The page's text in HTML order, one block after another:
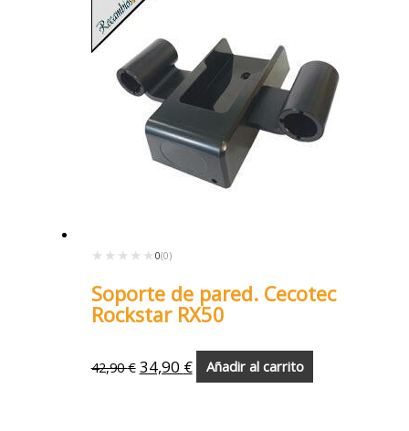
★★★★★
★★★★★ 0(0)
Soporte de pared. Cecotec
Rockstar RX50
42,90€ 34,90 € Añadir al carrito